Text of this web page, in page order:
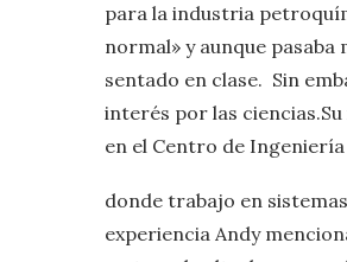
para la industria
normal» y aunque
sentado en clase. ​ Sin
interés por las
en el Centro de
donde trabajo en
experiencia Andy